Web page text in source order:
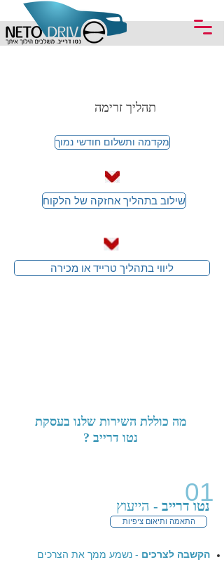
תהליך זרימה
מקדמה ותשלום חודשי נמוך
שילוב בתהליך אחזקה של הלקוח
ליווי בתהליך טרייד או מכירה
מה כוללת השירות שלנו בעסקת
נטו דרייב ?
נטו דרייב - הייעוץ 01
התאמה ותיאום ציפיות
הקשבה לצרכים - נשמע ממך את הצרכים